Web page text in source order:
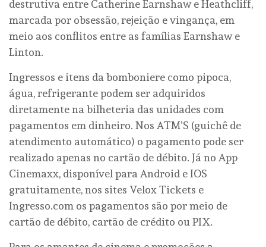
destrutiva entre Catherine Earnshaw e Heathcliff,
marcada por obsessão, rejeição e vingança, em
meio aos conflitos entre as famílias Earnshaw e
Linton.
Ingressos e itens da bomboniere como pipoca,
água, refrigerante podem ser adquiridos
diretamente na bilheteria das unidades com
pagamentos em dinheiro. Nos ATM’S (guichê de
atendimento automático) o pagamento pode ser
realizado apenas no cartão de débito. Já no App
Cinemaxx, disponível para Android e IOS
gratuitamente, nos sites Velox Tickets e
Ingresso.com os pagamentos são por meio de
cartão de débito, cartão de crédito ou PIX.